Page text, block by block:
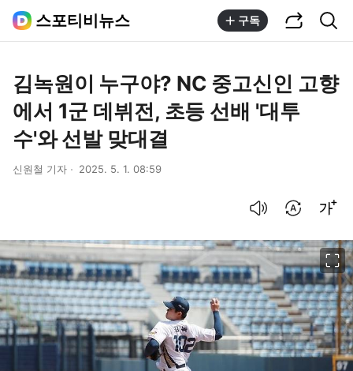
스포티비뉴스 구독
김녹원이 누구야? NC 중고신인 고향
에서 1군 데뷔전, 초등 선배 '대투
수'와 선발 맞대결
신원철 기자 2025. 5. 1. 08:59